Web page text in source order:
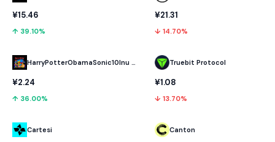
¥15.46
↑ 39.10%
HarryPotterObamaSonic10Inu (ETH)
¥2.24
↑ 36.00%
Cartesi
¥21.31
↓ 14.70%
Truebit Protocol
¥1.08
↓ 13.70%
Canton